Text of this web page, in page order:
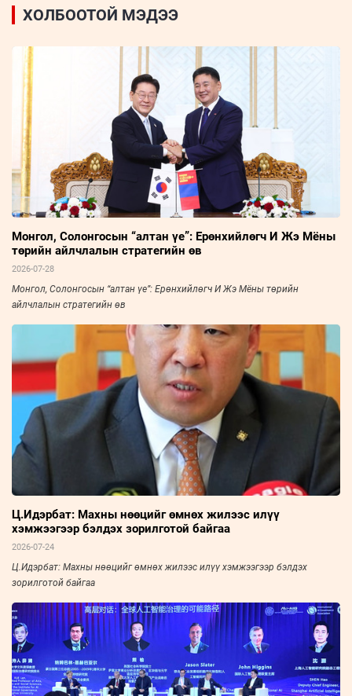
ХОЛБООТОЙ МЭДЭЭ
Монгол, Солонгосын “алтан үе”: Ерөнхийлөгч И Жэ Мёны
төрийн айлчлалын стратегийн өв
2026-07-28
Монгол, Солонгосын “алтан үе”: Ерөнхийлөгч И Жэ Мёны төрийн
айлчлалын стратегийн өв
Ц.Идэрбат: Махны нөөцийг өмнөх жилээс илүү
хэмжээгээр бэлдэх зорилготой байгаа
2026-07-24
Ц.Идэрбат: Махны нөөцийг өмнөх жилээс илүү хэмжээгээр бэлдэх
зорилготой байгаа